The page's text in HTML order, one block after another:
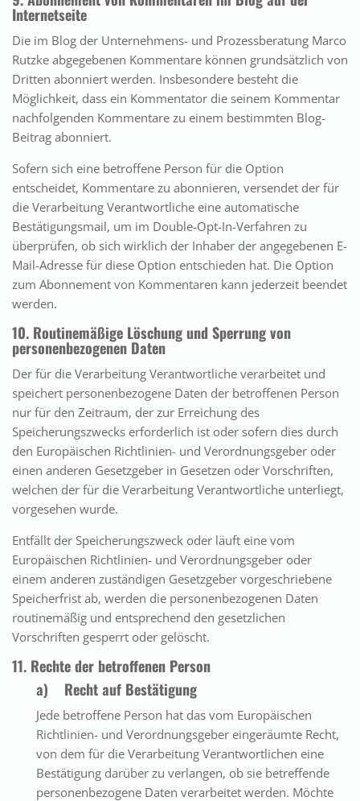
Internetseite
Die im Blog der Unternehmens- und Prozessberatung Marco
Rutzke abgegebenen Kommentare können grundsätzlich von
Dritten abonniert werden. Insbesondere besteht die
Möglichkeit, dass ein Kommentator die seinem Kommentar
nachfolgenden Kommentare zu einem bestimmten Blog-
Beitrag abonniert.
Sofern sich eine betroffene Person für die Option
entscheidet, Kommentare zu abonnieren, versendet der für
die Verarbeitung Verantwortliche eine automatische
Bestätigungsmail, um im Double-Opt-In-Verfahren zu
überprüfen, ob sich wirklich der Inhaber der angegebenen E-
Mail-Adresse für diese Option entschieden hat. Die Option
zum Abonnement von Kommentaren kann jederzeit beendet
werden.
10. Routinemäßige Löschung und Sperrung von
personenbezogenen Daten
Der für die Verarbeitung Verantwortliche verarbeitet und
speichert personenbezogene Daten der betroffenen Person
nur für den Zeitraum, der zur Erreichung des
Speicherungszwecks erforderlich ist oder sofern dies durch
den Europäischen Richtlinien- und Verordnungsgeber oder
einen anderen Gesetzgeber in Gesetzen oder Vorschriften,
welchen der für die Verarbeitung Verantwortliche unterliegt,
vorgesehen wurde.
Entfällt der Speicherungszweck oder läuft eine vom
Europäischen Richtlinien- und Verordnungsgeber oder
einem anderen zuständigen Gesetzgeber vorgeschriebene
Speicherfrist ab, werden die personenbezogenen Daten
routinemäßig und entsprechend den gesetzlichen
Vorschriften gesperrt oder gelöscht.
11. Rechte der betroffenen Person
a) Recht auf Bestätigung
Jede betroffene Person hat das vom Europäischen
Richtlinien- und Verordnungsgeber eingeräumte Recht,
von dem für die Verarbeitung Verantwortlichen eine
Bestätigung darüber zu verlangen, ob sie betreffende
personenbezogene Daten verarbeitet werden. Möchte